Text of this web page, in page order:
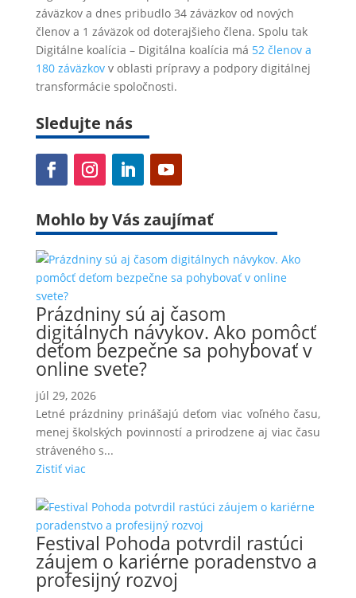
záväzkov a dnes pribudlo 34 záväzkov od nových
členov a 1 záväzok od doterajšieho člena. Spolu tak
Digitálne koalícia – Digitálna koalícia má 52 členov a
180 záväzkovv oblasti prípravy a podpory digitálnej
transformácie spoločnosti.
Sledujte nás
Mohlo by Vás zaujímať
Prázdniny sú aj časom
digitálnych návykov. Ako pomôcť
deťom bezpečne sa pohybovať v
online svete?
júl 29, 2026
Letné prázdniny prinášajú deťom viac voľného času,
menej školských povinností a prirodzene aj viac času
stráveného s...
Zistiť viac
Festival Pohoda potvrdil rastúci
záujem o kariérne poradenstvo a
profesijný rozvoj